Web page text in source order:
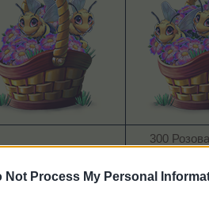
Not Process My Personal
50 Усърдна пчела​
300
+2 бр.